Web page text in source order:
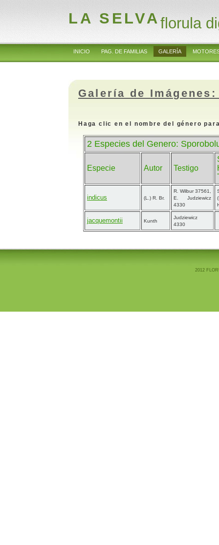
LA SELVAflorula
INICIO PAG. DE FAMILIAS GALERÍA
Galería de
Haga clic en el nombre del género
2 Especies del Genero:
Especie Autor Testigo
indicus (L.) R. Br.
R. Wilbur 37561,
E. Judziewicz
4330
jacquemontii Kunth
Judziewicz
4330
2012